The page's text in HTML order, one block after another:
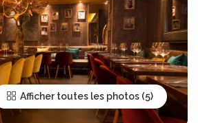
Afficher toutes les photos